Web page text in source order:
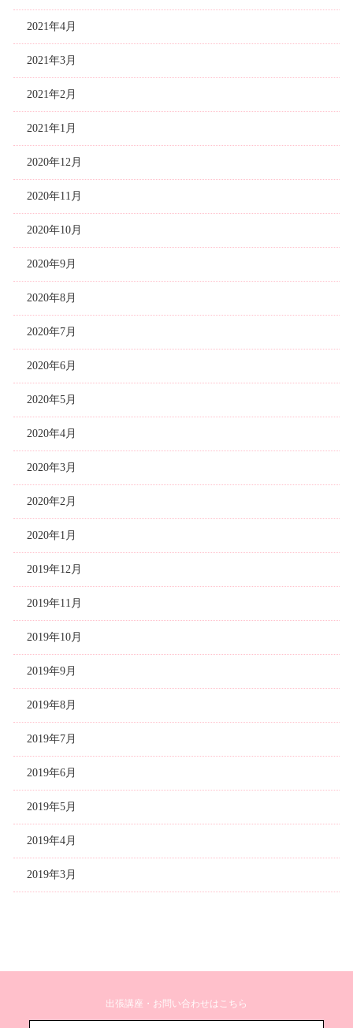
2021年4月
2021年3月
2021年2月
2021年1月
2020年12月
2020年11月
2020年10月
2020年9月
2020年8月
2020年7月
2020年6月
2020年5月
2020年4月
2020年3月
2020年2月
2020年1月
2019年12月
2019年11月
2019年10月
2019年9月
2019年8月
2019年7月
2019年6月
2019年5月
2019年4月
2019年3月
出張講座・お問い合わせはこちら